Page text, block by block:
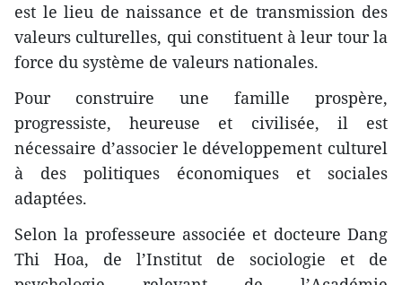
est le lieu de naissance et de transmission des
valeurs culturelles, qui constituent à leur tour la
force du système de valeurs nationales.
Pour construire une famille prospère,
progressiste, heureuse et civilisée, il est
nécessaire d’associer le développement culturel
à des politiques économiques et sociales
adaptées.
Selon la professeure associée et docteure Dang
Thi Hoa, de l’Institut de sociologie et de